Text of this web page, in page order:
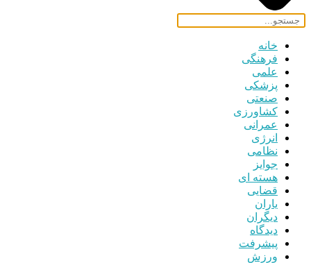
خانه
فرهنگی
علمی
پزشکی
صنعتی
کشاورزی
عمرانی
انرژی
نظامی
جوایز
هسته ای
قضایی
یاران
دیگران
دیدگاه
پیشرفت
ورزش